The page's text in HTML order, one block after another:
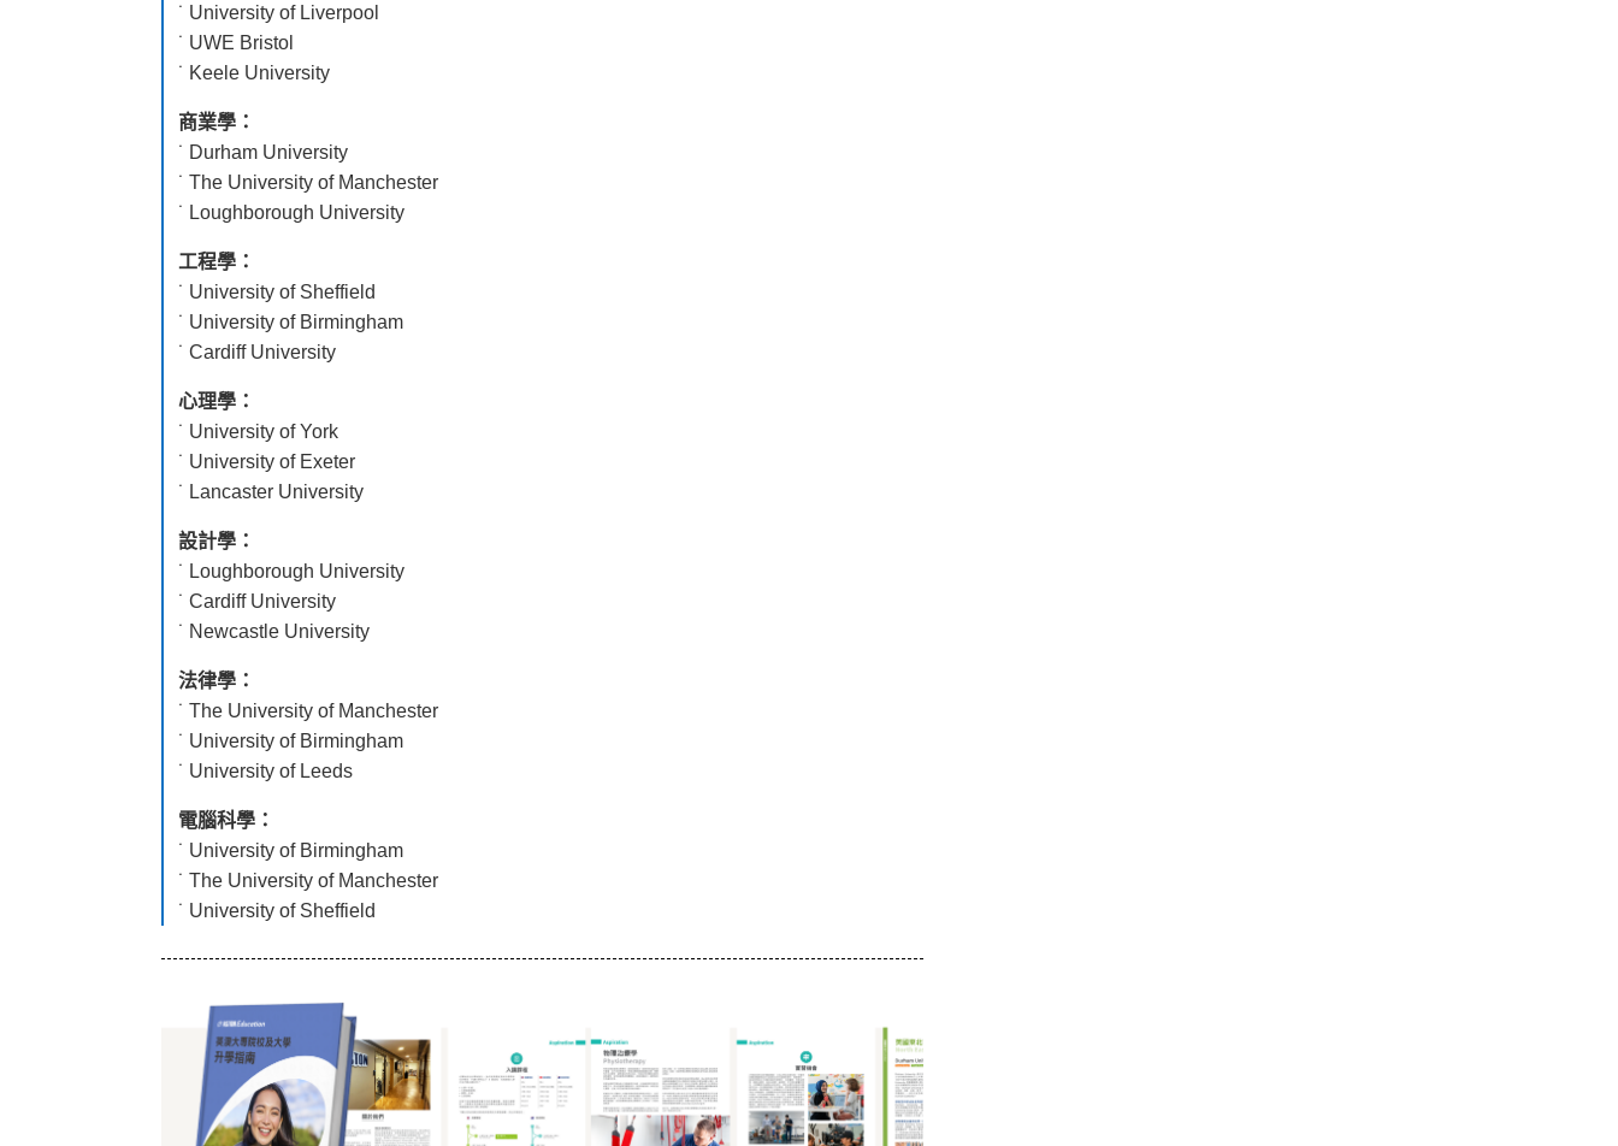
˙ University of Liverpool
˙ UWE Bristol
˙ Keele University
商業學：
˙ Durham University
˙ The University of Manchester
˙ Loughborough University
工程學：
˙ University of Sheffield
˙ University of Birmingham
˙ Cardiff University
心理學：
˙ University of York
˙ University of Exeter
˙ Lancaster University
設計學：
˙ Loughborough University
˙ Cardiff University
˙ Newcastle University
法律學：
˙ The University of Manchester
˙ University of Birmingham
˙ University of Leeds
電腦科學：
˙ University of Birmingham
˙ The University of Manchester
˙ University of Sheffield